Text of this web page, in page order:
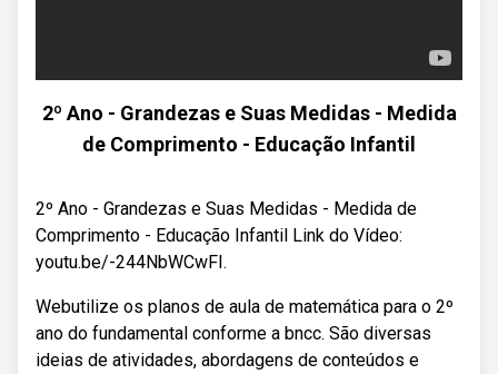
2º Ano - Grandezas e Suas Medidas - Medida
de Comprimento - Educação Infantil
2º Ano - Grandezas e Suas Medidas - Medida de
Comprimento - Educação Infantil Link do Vídeo:
youtu.be/-244NbWCwFI.
Webutilize os planos de aula de matemática para o 2º
ano do fundamental conforme a bncc. São diversas
ideias de atividades, abordagens de conteúdos e